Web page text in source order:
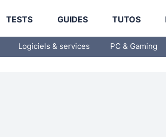
TESTS GUIDES TUTOS
Logiciels & services PC & Gaming